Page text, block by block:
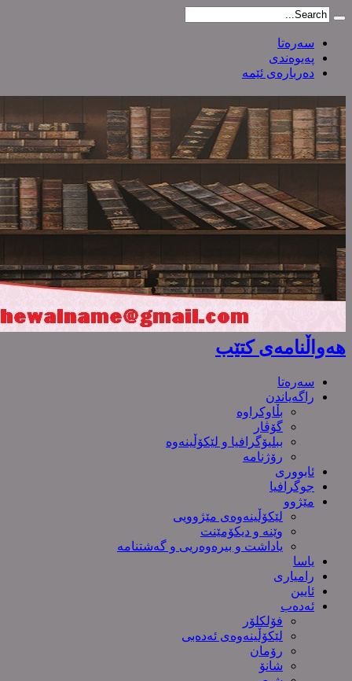
سەرەتا
پەیوەندی
دەربارەی ئێمە
هەواڵنامەی کتێب
سەرەتا
راگەیاندن
بڵاوکراوە
گۆڤار
ببلیۆگرافیا و لێکۆڵینەوە
رۆژنامە
ئابووری
جوگرافیا
مێژوو
لێکۆڵینەوەی مێژوویی
وێنە و دیکۆمێنت
یاداشت و بیره‌وه‌ریی و گەشتنامە
یاسا
رامیاری
ئایین
ئەدەب
فۆلکلۆر
لێکۆڵینەوەی ئەدەبی
رۆمان
شانۆ